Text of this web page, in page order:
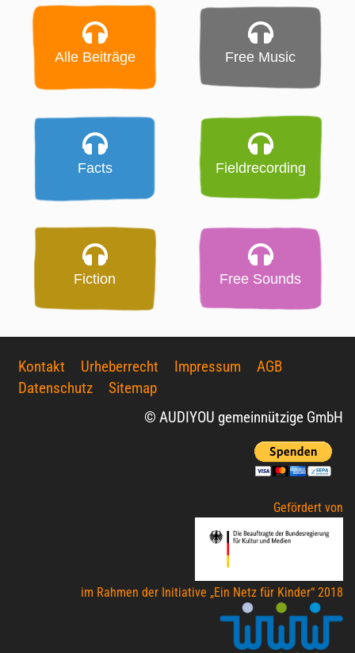
Alle Beiträge Free Music
Facts Fieldrecording
Fiction Free Sounds
Kontakt Urheberrecht Impressum
AGB
Datenschutz
Sitemap
© AUDIYOU gemeinnützige GmbH
Gefördert von
im Rahmen der Initiative „Ein Netz für Kinder“ 2018